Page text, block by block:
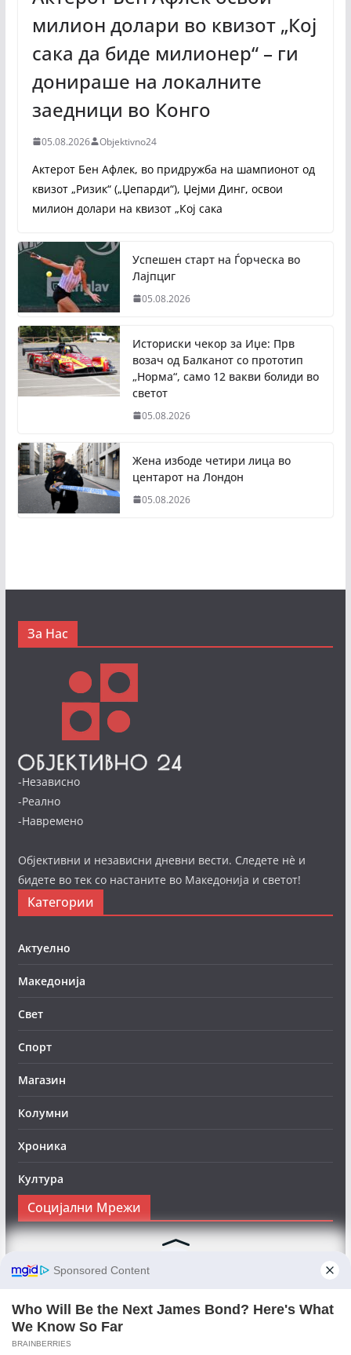
милион долари во квизот „Кој
сака да биде милионер“ – ги
донираше на локалните
заедници во Конго
05.08.2026 Objektivno24
Актерот Бен Афлек, во придружба на шампионот од
квизот „Ризик“ („Џепарди“), Џејми Динг, освои
милион долари на квизот „Кој сака
Успешен старт на Ѓорческа во
Лајпциг
05.08.2026
Историски чекор за Иџе: Прв
возач од Балканот со прототип
„Норма“, само 12 вакви болиди во
светот
05.08.2026
Жена избоде четири лица во
центарот на Лондон
05.08.2026
За Нас
-Независно
-Реално
-Навремено
Објективни и независни дневни вести. Следете нè и
бидете во тек со настаните во Македонија и светот!
Категории
Актуелно
Македонија
Свет
Спорт
Магазин
Колумни
Хроника
Култура
Социјални Мрежи
Следете нè на Фејсбук за да сте во тек со најновите